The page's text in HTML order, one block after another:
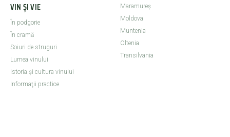
VIN ȘI VIE
În podgorie
În cramă
Soiuri de struguri
Lumea vinului
Istoria şi cultura vinului
Informaţii practice
Maramureş
Moldova
Muntenia
Oltenia
Transilvania